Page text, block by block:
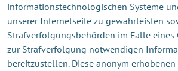
informationstechnologischen Systeme
unserer Internetseite zu gewährleisten
Strafverfolgungsbehörden im Falle eines
zur Strafverfolgung notwendigen
bereitzustellen. Diese anonym